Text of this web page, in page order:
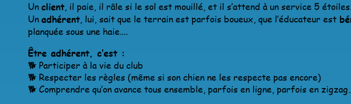
Un client, il paie, il râle si le sol est mouillé, et il s’attend à un service 5
Unadhérent, lui, sait que le terrain est parfois boueux, que l’éducateur est
planquée sous une haie....
Être adhérent, c’est :
🐕 Participer à la vie du club
🐕 Respecter les règles (même si son chien ne les respecte pas encore)
🐕 Comprendre qu’on avance tous ensemble, parfois en ligne, parfois en